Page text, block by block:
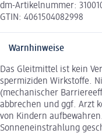
dm-Artikelnummer:
GTIN: 4061504082998
Warnhinweise
Das Gleitmittel ist kein
spermiziden Wirkstoffe.
(mechanischer
abbrechen und ggf. Arzt
von Kindern
Sonneneinstrahlung